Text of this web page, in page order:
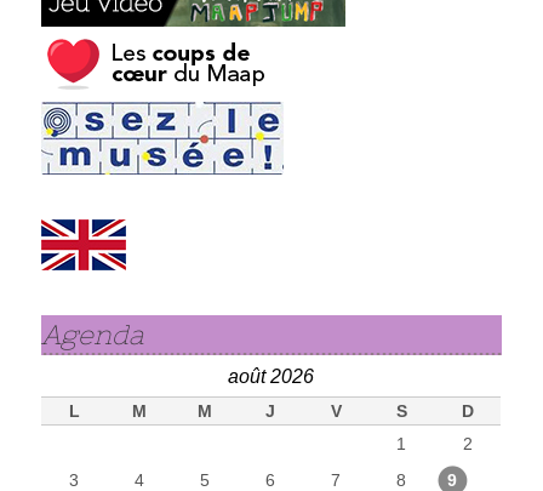
Agenda
août 2026
L M M J V S
D
1
2
3
4 5 6 7 8
9